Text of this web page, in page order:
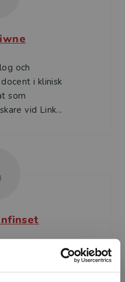
och
i klinisk
som
vid Link...
leg. psykolog, leg.
i psykoterapi